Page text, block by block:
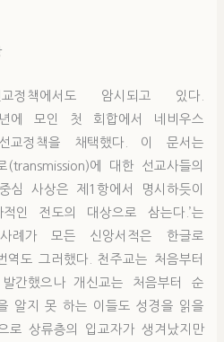
책에서도 암시되고 있다.
에 모인 첫 회합에서 네비우스
교정책을 채택했다. 이 문서는
(transmission)에 대한 선교사들의
심 사상은 제1항에서 명시하듯이
적인 전도의 대상으로 삼는다.’는
례가 모든 신앙서적은 한글로
역도 그러했다. 천주교는 처음부터
간했으나 개신교는 처음부터 순
알지 못 하는 이들도 성경을 읽을
로 상류층의 입교자가 생겨났지만